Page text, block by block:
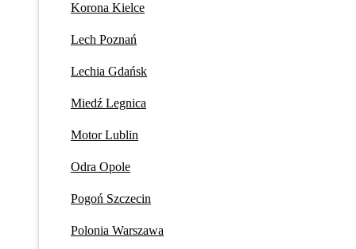
Korona Kielce
Lech Poznań
Lechia Gdańsk
Miedź Legnica
Motor Lublin
Odra Opole
Pogoń Szczecin
Polonia Warszawa